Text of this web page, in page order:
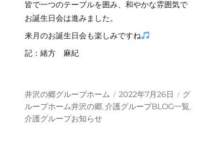
皆で一つのテーブルを囲み、和やかな雰囲気で
お誕生日会は進みました。
来月のお誕生日会も楽しみですね
記：緒方 麻紀
投
稿
井沢の郷グループホーム
投
稿
2022年7月26日
カ
テ
グ
ループホーム井沢の郷,介護グループBLOG一覧,
介護グループお知らせ